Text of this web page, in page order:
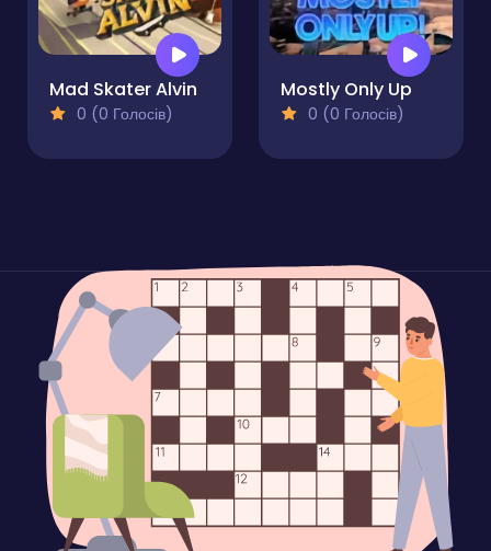
Mad Skater Alvin
0 (0 Голосів)
Mostly Only Up
0 (0 Голосів)